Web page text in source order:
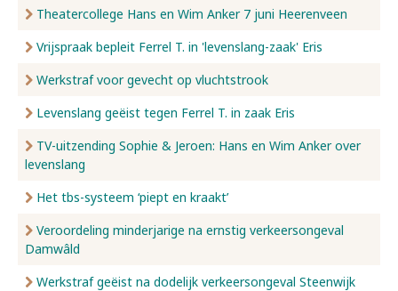
Theatercollege Hans en Wim Anker 7 juni Heerenveen
Vrijspraak bepleit Ferrel T. in 'levenslang-zaak' Eris
Werkstraf voor gevecht op vluchtstrook
Levenslang geëist tegen Ferrel T. in zaak Eris
TV-uitzending Sophie & Jeroen: Hans en Wim Anker over
levenslang
Het tbs-systeem ‘piept en kraakt’
Veroordeling minderjarige na ernstig verkeersongeval
Damwâld
Werkstraf geëist na dodelijk verkeersongeval Steenwijk